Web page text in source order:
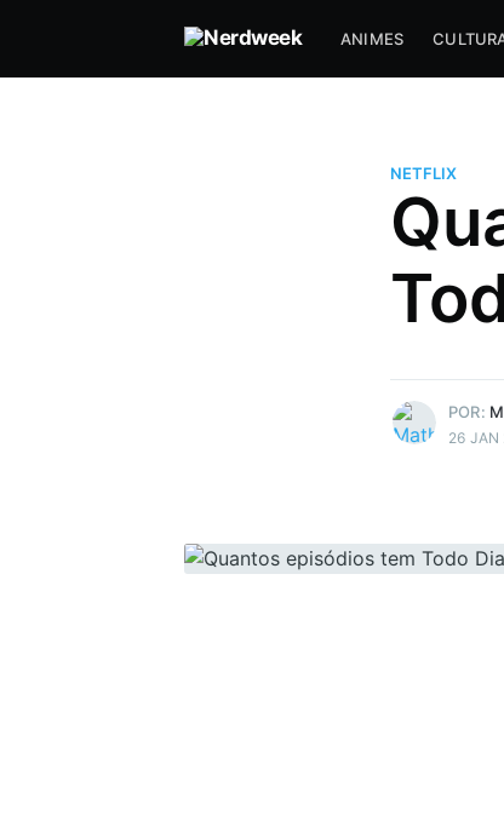
ANIMES
NETFLIX
Matheus Bigogno
Formado em Jogos
maior paixão está sendo
indústria de jogos e toda
sports que está
no país. Nerd e Geek por
POR:
26 JAN